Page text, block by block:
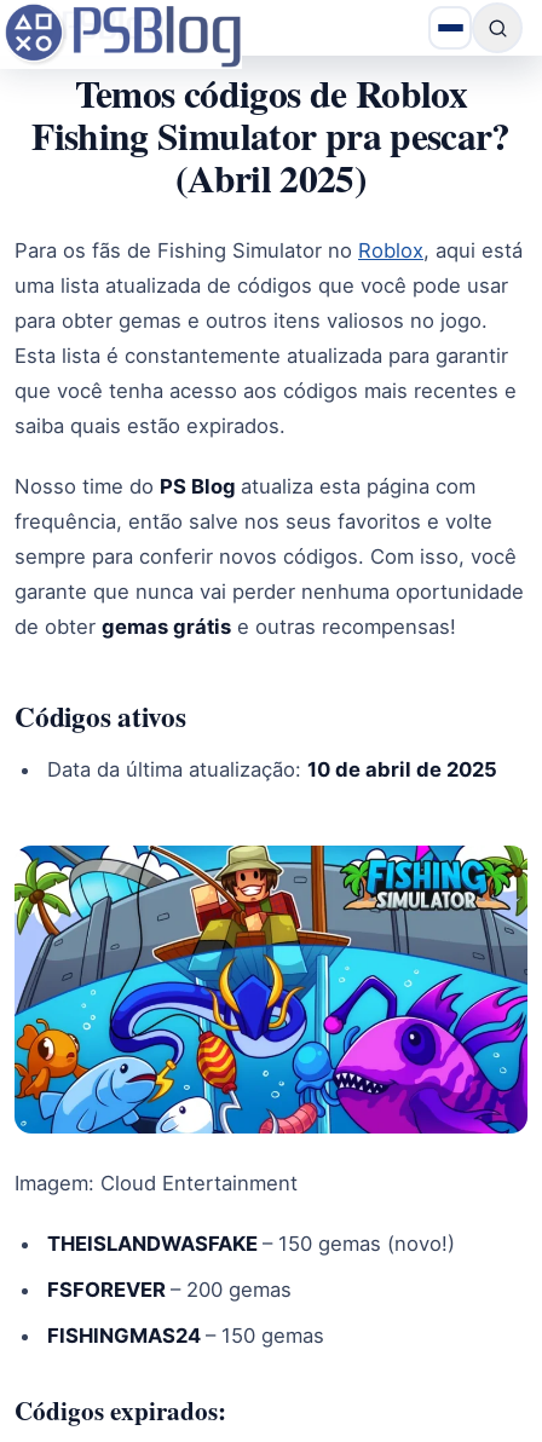
Temos códigos de Roblox
Fishing Simulator pra pescar?
(Abril 2025)
Para os fãs de Fishing Simulator no Roblox, aqui está
uma lista atualizada de códigos que você pode usar
para obter gemas e outros itens valiosos no jogo.
Esta lista é constantemente atualizada para garantir
que você tenha acesso aos códigos mais recentes e
saiba quais estão expirados.
Nosso time do PS Blog atualiza esta página com
frequência, então salve nos seus favoritos e volte
sempre para conferir novos códigos. Com isso, você
garante que nunca vai perder nenhuma oportunidade
de obter gemas grátis e outras recompensas!
Códigos ativos
Data da última atualização: 10 de abril de 2025
Imagem: Cloud Entertainment
THEISLANDWASFAKE – 150 gemas (novo!)
FSFOREVER – 200 gemas
FISHINGMAS24 – 150 gemas
Códigos expirados: